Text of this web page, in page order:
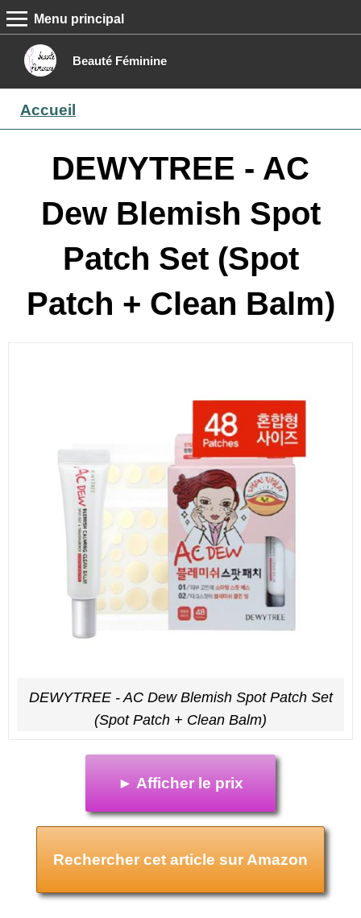
Beauté Féminine
MENU PRINCIPAL
Menu principal
Boutique
Contact
Accueil
DEWYTREE - AC
Dew Blemish Spot
Patch Set (Spot
Patch + Clean Balm)
DEWYTREE - AC Dew Blemish Spot Patch Set
(Spot Patch + Clean Balm)
► Afficher le prix
Rechercher cet article sur Amazon